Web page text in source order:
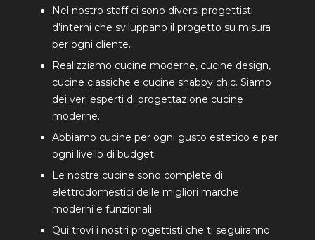
Nel nostro staff ci sono diversi progettisti
d’interni che sviluppano il progetto su misura
per ogni cliente.
Realizziamo cucine moderne, cucine design,
cucine classiche e cucine shabby chic. Siamo
dei veri esperti di progettazione cucine
moderne.
Abbiamo cucine per ogni gusto estetico e per
ogni livello di budget.
Le nostre cucine sono complete di
elettrodomestici delle migliori marche
moderni e funzionali.
Qui trovi i nostri progettisti che ti seguiranno